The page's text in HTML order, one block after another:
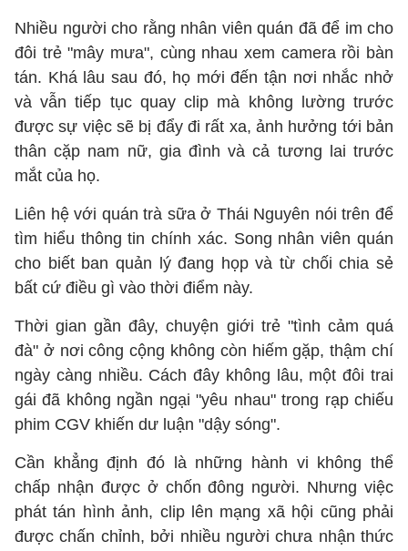
Nhiều người cho rằng nhân viên quán đã để im cho
đôi trẻ "mây mưa", cùng nhau xem camera rồi bàn
tán. Khá lâu sau đó, họ mới đến tận nơi nhắc nhở
và vẫn tiếp tục quay clip mà không lường trước
được sự việc sẽ bị đẩy đi rất xa, ảnh hưởng tới bản
thân cặp nam nữ, gia đình và cả tương lai trước
mắt của họ.
Liên hệ với quán trà sữa ở Thái Nguyên nói trên để
tìm hiểu thông tin chính xác. Song nhân viên quán
cho biết ban quản lý đang họp và từ chối chia sẻ
bất cứ điều gì vào thời điểm này.
Thời gian gần đây, chuyện giới trẻ "tình cảm quá
đà" ở nơi công cộng không còn hiếm gặp, thậm chí
ngày càng nhiều. Cách đây không lâu, một đôi trai
gái đã không ngần ngại "yêu nhau" trong rạp chiếu
phim CGV khiến dư luận "dậy sóng".
Cần khẳng định đó là những hành vi không thể
chấp nhận được ở chốn đông người. Nhưng việc
phát tán hình ảnh, clip lên mạng xã hội cũng phải
được chấn chỉnh, bởi nhiều người chưa nhận thức